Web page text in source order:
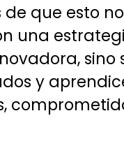
que esto
una
sino
y